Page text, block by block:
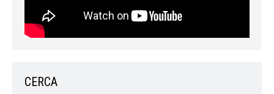
CERCA